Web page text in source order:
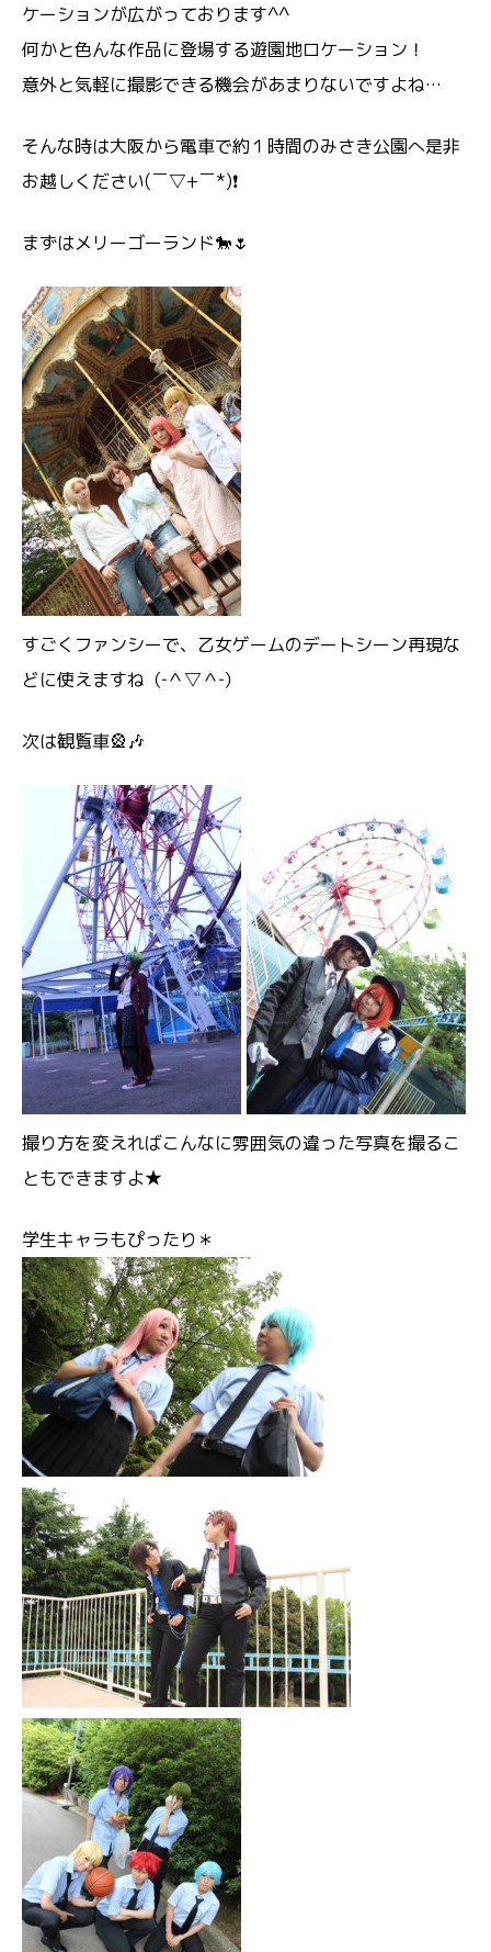
ケーションが広がっております^^
何かと色んな作品に登場する遊園地ロケーション！
意外と気軽に撮影できる機会があまりないですよね…
そんな時は大阪から電車で約１時間のみさき公園へ是非
お越しください(￣▽+￣*)❗
まずはメリーゴーランド🐎🌷
すごくファンシーで、乙女ゲームのデートシーン再現な
どに使えますね（‐＾▽＾‐）
次は観覧車🎡🎶
撮り方を変えればこんなに雰囲気の違った写真を撮るこ
ともできますよ★
学生キャラもぴったり＊